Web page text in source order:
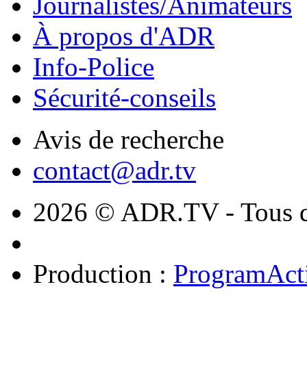
À propos d'ADR
Info-Police
Sécurité-conseils
Avis de recherche
contact@adr.tv
2026 © ADR.TV - Tous
Production :